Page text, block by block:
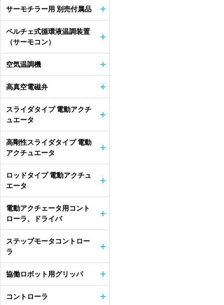
サーモチラー用 別売付属品
ペルチェ式循環液温調装置
（サーモコン）
空気温調機
高真空電磁弁
スライダタイプ 電動アクチ
ュエータ
高剛性スライダタイプ 電動
アクチュエータ
ロッドタイプ 電動アクチュ
エータ
電動アクチェータ用コント
ローラ、ドライバ
ステップモータコントロー
ラ
協働ロボット用グリッパ
コントローラ